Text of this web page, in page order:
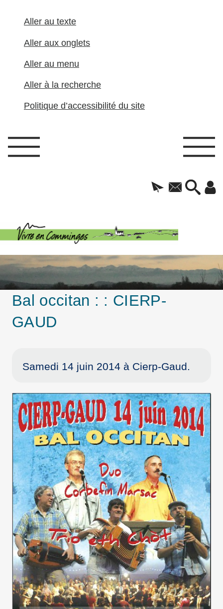
Aller au texte
Aller aux onglets
Aller au menu
Aller à la recherche
Politique d’accessibilité du site
Bal occitan : : CIERP-
GAUD
Samedi 14 juin 2014 à Cierp-Gaud.